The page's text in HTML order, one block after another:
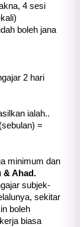
4 sesi
boleh jana
2 hari
ialah..
=
minimum dan
& Ahad.
subjek-
sekitar
boleh
biasa